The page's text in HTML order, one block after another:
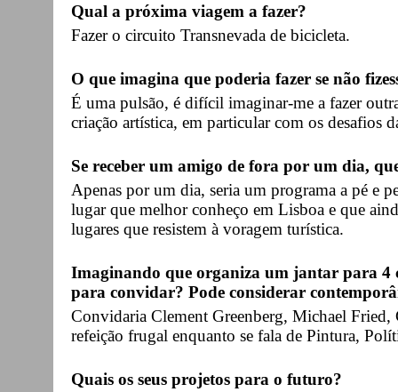
Qual a próxima viagem a fazer?
Fazer o circuito Transnevada de bicicleta.
O que imagina que poderia fazer se não
É uma pulsão, é difícil imaginar-me a fazer
criação artística, em particular com os desafios
Se receber um amigo de fora por um dia,
Apenas por um dia, seria um programa a pé e
lugar que melhor conheço em Lisboa e que
lugares que resistem à voragem turística.
Imaginando que organiza um jantar para 4
para convidar? Pode considerar
Convidaria Clement Greenberg, Michael
refeição frugal enquanto se fala de Pintura,
Quais os seus projetos para o futuro?